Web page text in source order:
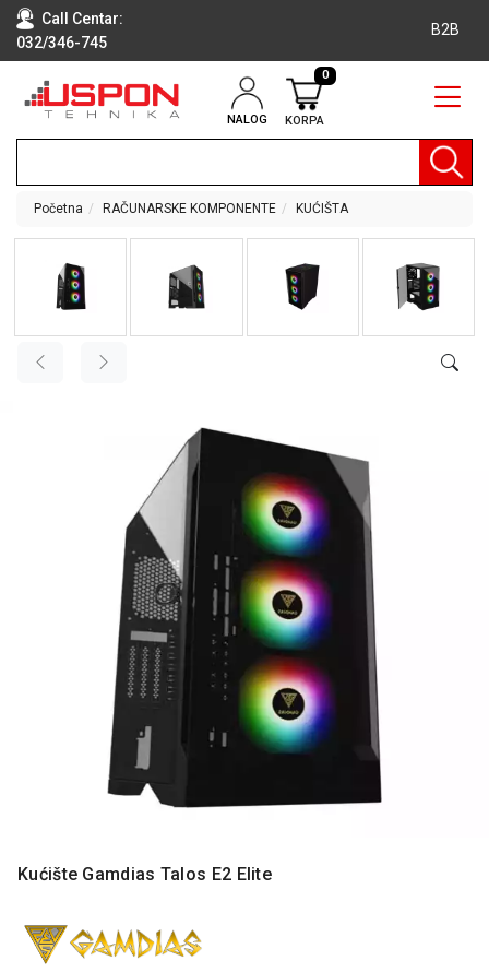
Call Centar:
032/346-745
B2B
NALOG KORPA
0
RAČUNARI
TEHNIKA
OPREMA
AUDIO,
VIDEO
RAČUNARSKE
KOMPONENTE
RAČUNARSKE
PERIFERIJE
Početna RAČUNARSKE KOMPONENTE KUĆIŠTA
Kućište Gamdias Talos E2 Elite